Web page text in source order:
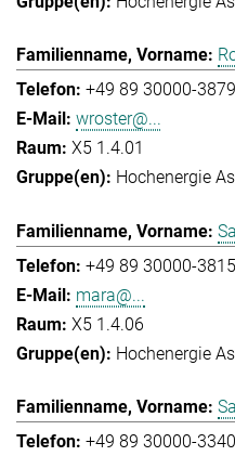
+49 89 30000-3879
wroster@...
X5 1.4.01
Hochenergie
+49 89 30000-3815
mara@...
X5 1.4.06
Hochenergie
+49 89 30000-3340